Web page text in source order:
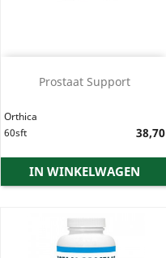
Prostaat Support
Orthica
60sft
38,70
IN WINKELWAGEN